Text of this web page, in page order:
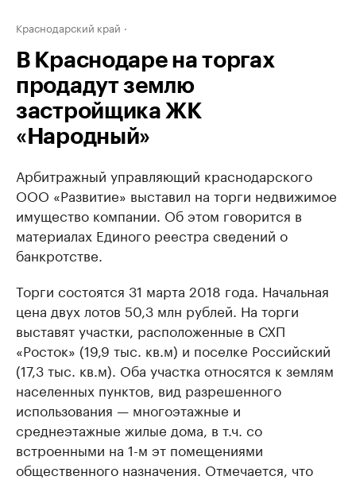
Краснодарский край
В Краснодаре на торгах
продадут землю
застройщика ЖК
«Народный»
Арбитражный управляющий краснодарского
ООО «Развитие» выставил на торги недвижимое
имущество компании. Об этом говорится в
материалах Единого реестра сведений о
банкротстве.
Торги состоятся 31 марта 2018 года. Начальная
цена двух лотов 50,3 млн рублей. На торги
выставят участки, расположенные в СХП
«Росток» (19,9 тыс. кв.м) и поселке Российский
(17,3 тыс. кв.м). Оба участка относятся к землям
населенных пунктов, вид разрешенного
использования — многоэтажные и
среднеэтажные жилые дома, в т.ч. со
встроенными на 1-м эт помещениями
общественного назначения. Отмечается, что